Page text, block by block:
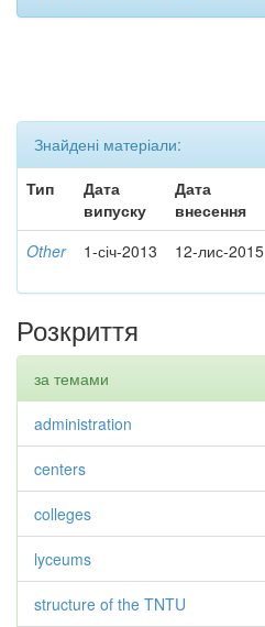
Знайдені матеріали:
Тип
Дата
випуску
Дата
внесення
Other 1-січ-2013 12-лис-2015
Розкриття
за темами
administration
centers
colleges
lyceums
structure of the TNTU